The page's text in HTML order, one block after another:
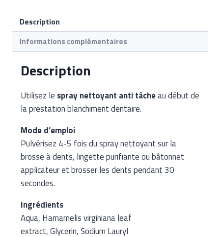
Description
Informations complémentaires
Description
Utilisez le spray nettoyant anti tâcheau début de
la prestation blanchiment dentaire.
Mode d’emploi
Pulvérisez 4-5 fois du spray nettoyant sur la
brosse à dents, lingette purifiante ou bâtonnet
applicateur et brosser les dents pendant 30
secondes.
Ingrédients
Aqua, Hamamelis virginiana leaf
extract, Glycerin, Sodium Lauryl